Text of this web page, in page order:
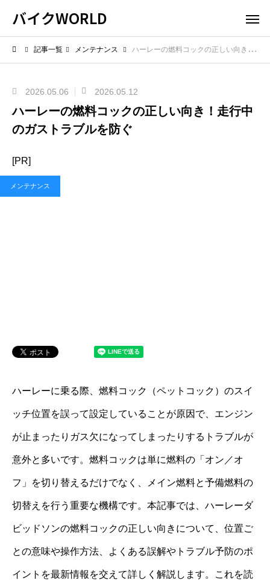
バイクWORLD
記事一覧 メンテナンス ハーレーの燃料コックの正しい向き！走行中のガストラブルを防ぐ
2026.05.06 2026.05.12
ハーレーの燃料コックの正しい向き！走行中
のガストラブルを防ぐ
[PR]
メンテナンス
ハーレーに乗る際、燃料コック（ペットコック）のスイ
ッチ位置を誤って設定していることが原因で、エンジン
が止まったりガス欠になってしまったりするトラブルが
意外と多いです。燃料コックは単に燃料の「オン／オ
フ」を切り替えるだけでなく、メイン燃料と予備燃料の
切替えを行う重要な機構です。本記事では、ハーレーダ
ビッドソンの燃料コックの正しい向きについて、位置ご
との意味や操作方法、よくある誤解やトラブル予防のポ
イントを最新情報を交えて詳しく解説します。これを読